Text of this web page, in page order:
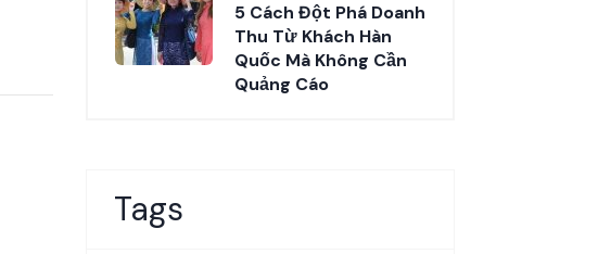
5 Cách Đột Phá Doanh
Thu Từ Khách Hàn
Quốc Mà Không Cần
Quảng Cáo
Tags